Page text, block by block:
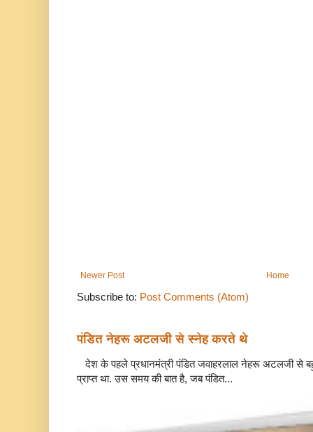
Newer Post Home
Subscribe to: Post Comments (Atom)
पंडित नेहरू अटलजी से स्नेह करते थे
देश के पहले प्रधानमंत्री पंडित जवाहरलाल नेहरू अटलजी से
प्राप्त था. उस समय की बात है, जब पंडित...